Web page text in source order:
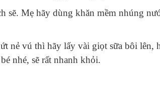
Mẹ hãy dùng khăn mềm nhúng
nẻ vú thì hãy lấy vài giọt sữa bôi lên,
nhé, sẽ rất nhanh khỏi.